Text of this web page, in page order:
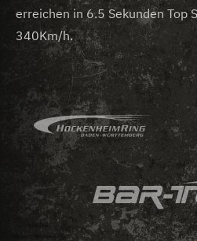
erreichen in 6.5 Sekunden Top
340Km/h.